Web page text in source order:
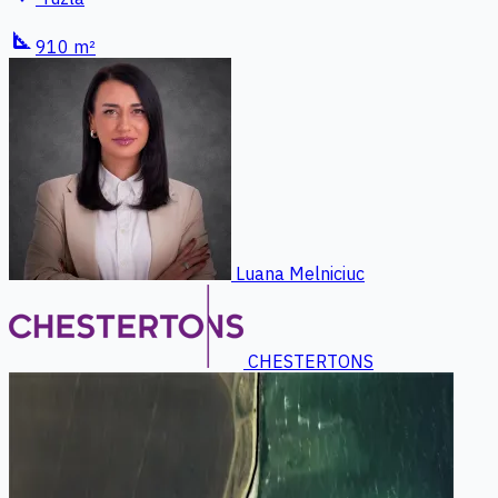
square_foot 910 m²
Luana Melniciuc
CHESTERTONS